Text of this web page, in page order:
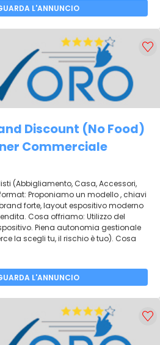
L'ANNUNCIO
Discount (No Food)
Commerciale
(Abbigliamento, Casa, Accessori,
format: Proponiamo un modello , chiavi
forte, layout espositivo moderno
Cosa offriamo: Utilizzo del
Piena autonomia gestionale
la scegli tu, il rischio è tuo). Cosa
L'ANNUNCIO